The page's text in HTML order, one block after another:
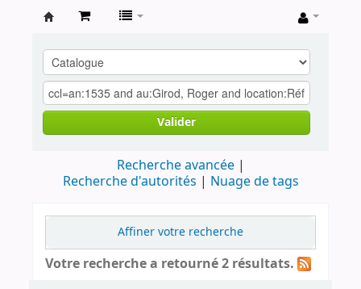
contestataires
Valider
Recherche avancée
Recherche d'autorités
Nuage de tags
Affiner votre recherche
Votre recherche a retourné 2 résultats.